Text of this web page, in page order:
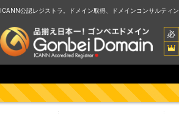
ICANN公認レジストラ。ドメイン取得、ドメインコンサルティ